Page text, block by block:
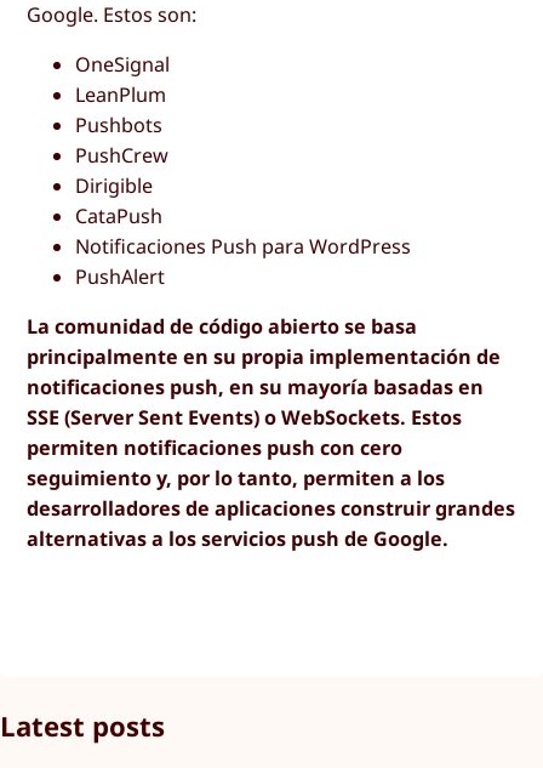
Google. Estos son:
OneSignal
LeanPlum
Pushbots
PushCrew
Dirigible
CataPush
Notificaciones Push para WordPress
PushAlert
La comunidad de código abierto se basa
principalmente en su propia implementación de
notificaciones push, en su mayoría basadas en
SSE (Server Sent Events) o WebSockets. Estos
permiten notificaciones push con cero
seguimiento y, por lo tanto, permiten a los
desarrolladores de aplicaciones construir grandes
alternativas a los servicios push de Google.
Latest posts